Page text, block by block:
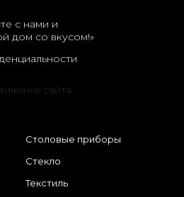
с нами и
дом со вкусом!»
сайта
Столовые приборы
Стекло
Текстиль